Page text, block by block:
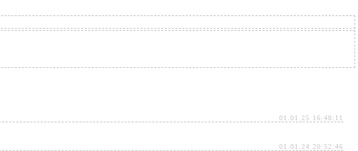
01.01.25 16:48:11
01.01.24 20:52:46